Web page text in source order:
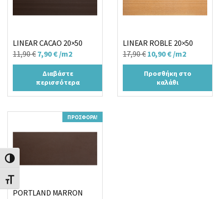
Εναλλαγή Υψηλής Αντίθεσης
Εναλλαγή Μεγέθους Γραμμάτων
LINEAR CACAO 20×50
11,90€ Original
price
was:
11,90 €.
7,90€Η
τρέχουσα
τιμή
είναι:
/m2
Διαβάστε
περισσότερα
LINEAR ROBLE 20×50
17,90€ Original
price
was:
17,90 €.
10,90€Η
τρέχουσα
τιμή
είναι:
/m2
Προσθήκη στο
καλάθι
ΠΡΟΣΦΟΡΆ!
PORTLAND MARRON